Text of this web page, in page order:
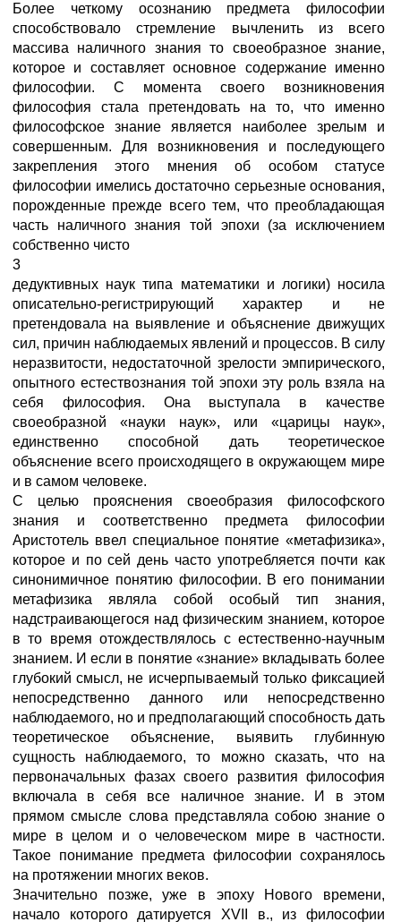
Более четкому осознанию предмета философии
способствовало стремление вычленить из всего
массива наличного знания то своеобразное знание,
которое и составляет основное содержание именно
философии. С момента своего возникновения
философия стала претендовать на то, что именно
философское знание является наиболее зрелым и
совершенным. Для возникновения и последующего
закрепления этого мнения об особом статусе
философии имелись достаточно серьезные основания,
порожденные прежде всего тем, что преобладающая
часть наличного знания той эпохи (за исключением
собственно чисто
3
дедуктивных наук типа математики и логики) носила
описательно-регистрирующий характер и не
претендовала на выявление и объяснение движущих
сил, причин наблюдаемых явлений и процессов. В силу
неразвитости, недостаточной зрелости эмпирического,
опытного естествознания той эпохи эту роль взяла на
себя философия. Она выступала в качестве
своеобразной «науки наук», или «царицы наук»,
единственно способной дать теоретическое
объяснение всего происходящего в окружающем мире
и в самом человеке.
С целью прояснения своеобразия философского
знания и соответственно предмета философии
Аристотель ввел специальное понятие «метафизика»,
которое и по сей день часто употребляется почти как
синонимичное понятию философии. В его понимании
метафизика являла собой особый тип знания,
надстраивающегося над физическим знанием, которое
в то время отождествлялось с естественно-научным
знанием. И если в понятие «знание» вкладывать более
глубокий смысл, не исчерпываемый только фиксацией
непосредственно данного или непосредственно
наблюдаемого, но и предполагающий способность дать
теоретическое объяснение, выявить глубинную
сущность наблюдаемого, то можно сказать, что на
первоначальных фазах своего развития философия
включала в себя все наличное знание. И в этом
прямом смысле слова представляла собою знание о
мире в целом и о человеческом мире в частности.
Такое понимание предмета философии сохранялось
на протяжении многих веков.
Значительно позже, уже в эпоху Нового времени,
начало которого датируется XVII в., из философии